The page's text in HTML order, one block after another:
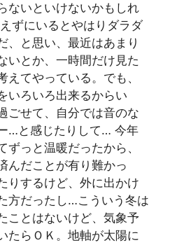
ないといけないかもしれ
ずにいるとやはりダラダ
、と思い、最近はあまり
いとか、一時間だけ見た
えてやっている。でも、
いろいろ出来るからい
ごせて、自分では音のな
…と感じたりして… 今年
っと温暖だったから、
んだことが有り難かっ
りするけど、外に出かけ
方だったし…こういう冬は
ことはないけど、気象予
たらＯＫ。地軸が太陽に